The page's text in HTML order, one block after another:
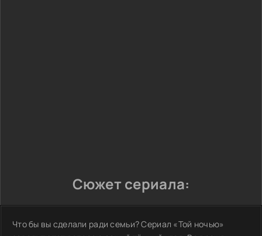
Сюжет сериала:
Что бы вы сделали ради семьи? Сериал «Той ночью»